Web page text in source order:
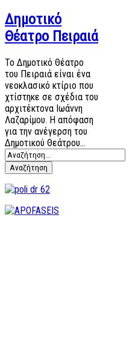
Δημοτικό
Θέατρο Πειραιά
Το Δημοτικό Θέατρο
του Πειραιά είναι ένα
νεοκλασικό κτίριο που
χτίστηκε σε σχέδια του
αρχιτέκτονα Ιωάννη
Λαζαρίμου. Η απόφαση
για την ανέγερση του
Δημοτικού Θεάτρου…